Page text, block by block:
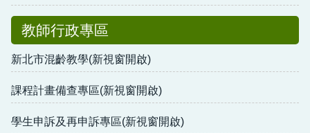
教師行政專區
新北市混齡教學(新視窗開啟)
課程計畫備查專區(新視窗開啟)
學生申訴及再申訴專區(新視窗開啟)